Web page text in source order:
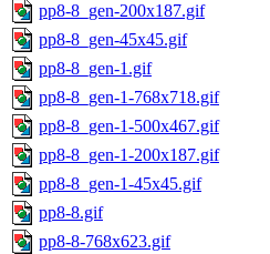
pp8-8_gen-200x187.gif
pp8-8_gen-45x45.gif
pp8-8_gen-1.gif
pp8-8_gen-1-768x718.gif
pp8-8_gen-1-500x467.gif
pp8-8_gen-1-200x187.gif
pp8-8_gen-1-45x45.gif
pp8-8.gif
pp8-8-768x623.gif